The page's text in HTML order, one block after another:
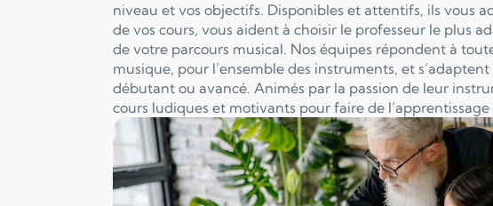
niveau et vos objectifs. Disponibles et attentifs, ils vous
de vos cours, vous aident à choisir le professeur le plus
de votre parcours musical. Nos équipes répondent à
musique, pour l’ensemble des instruments, et
débutant ou avancé. Animés par la passion de leur
cours ludiques et motivants pour faire de